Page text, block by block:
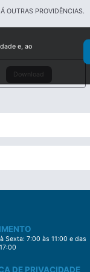
OUTRAS PROVIDÊNCIAS.
Download
Sexta: 7:00 às 11:00 e das
DE PRIVACIDADE
e, ao